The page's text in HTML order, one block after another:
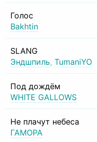
Голос
Bakhtin
SLANG
Эндшпиль, TumaniYO
Под дождём
WHITE GALLOWS
Не плачут небеса
ГАМОРА